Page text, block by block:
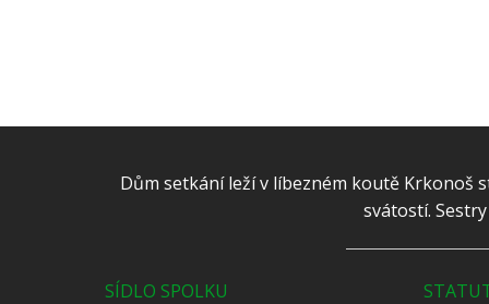
Dům setkání leží v líbezném koutě Krkonoš
svátostí.
SÍDLO SPOLKU